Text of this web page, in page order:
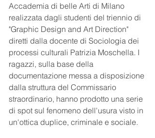
Accademia di belle Arti di Milano
realizzata dagli studenti del triennio di
"Graphic Design and Art Direction"
diretti dalla docente di Sociologia dei
processi culturali Patrizia Moschella. I
ragazzi, sulla base della
documentazione messa a disposizione
dalla struttura del Commissario
straordinario, hanno prodotto una serie
di spot sul fenomeno dell'usura visto in
un'ottica duplice, criminale e sociale.